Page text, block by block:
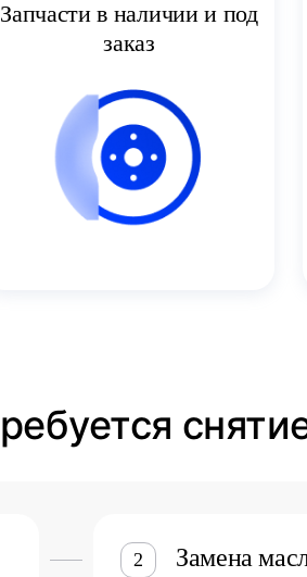
Запчасти в наличии и под
заказ
2 Замена